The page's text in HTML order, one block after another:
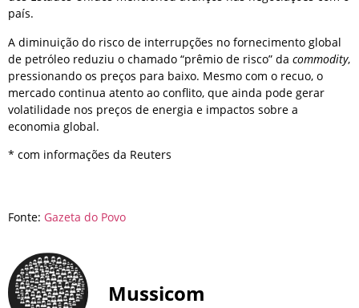
país.
A diminuição do risco de interrupções no fornecimento global
de petróleo reduziu o chamado “prêmio de risco” da commodity,
pressionando os preços para baixo. Mesmo com o recuo, o
mercado continua atento ao conflito, que ainda pode gerar
volatilidade nos preços de energia e impactos sobre a
economia global.
* com informações da Reuters
Fonte: Gazeta do Povo
Mussicom